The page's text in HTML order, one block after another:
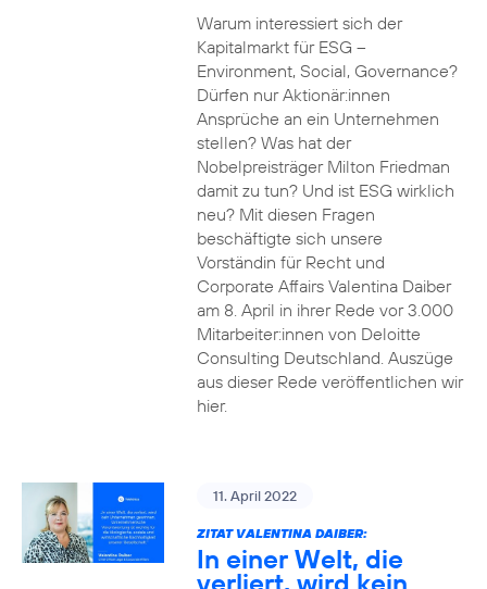
Warum interessiert sich der
Kapitalmarkt für ESG –
Environment, Social, Governance?
Dürfen nur Aktionär:innen
Ansprüche an ein Unternehmen
stellen? Was hat der
Nobelpreisträger Milton Friedman
damit zu tun? Und ist ESG wirklich
neu? Mit diesen Fragen
beschäftigte sich unsere
Vorständin für Recht und
Corporate Affairs Valentina Daiber
am 8. April in ihrer Rede vor 3.000
Mitarbeiter:innen von Deloitte
Consulting Deutschland. Auszüge
aus dieser Rede veröffentlichen wir
hier.
11. April 2022
ZITAT VALENTINA DAIBER:
In einer Welt, die
verliert, wird kein